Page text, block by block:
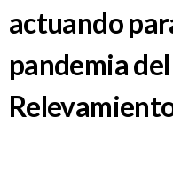
actuando
pandemia